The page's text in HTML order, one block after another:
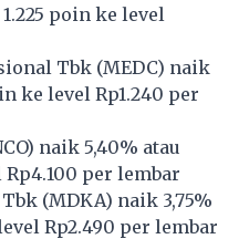
poin ke level
Tbk (MEDC) naik
ke level Rp1.240 per
) naik 5,40% atau
per lembar
(MDKA) naik 3,75%
Rp2.490 per lembar